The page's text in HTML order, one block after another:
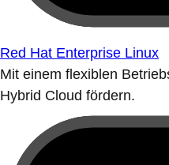
Red Hat Enterprise Linux
Mit einem flexiblen
Hybrid Cloud fördern.